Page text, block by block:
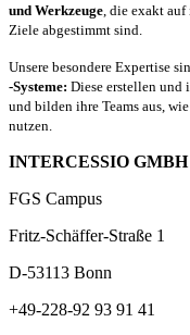
und Werkzeuge , die exakt
Ziele abgestimmt sind.
Unsere besondere Expertise
-Systeme: Diese erstellen und
und bilden ihre Teams aus,
nutzen.
INTERCESSIO GMBH
FGS Campus
Fritz-Schäffer-Straße 1
D-53113 Bonn
+49-228-92 93 91 41